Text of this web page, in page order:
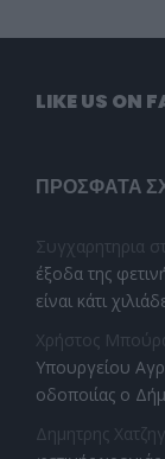
LIKE US ON
ΠΡΌΣΦΑΤΑ
Συγχαρητηρια
έξοδα της
είναι κάτι
Χρήστος
Υπουργείου
οδοποιίας ο
Δημητρης